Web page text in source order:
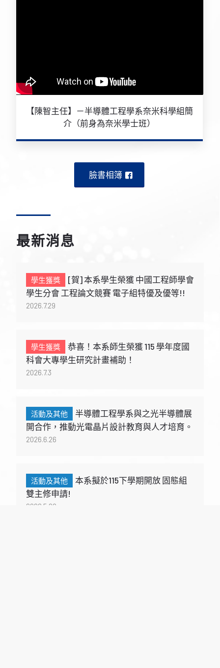
【陳智主任】－半導體工程學系奈米科學組簡
介（前身為奈米學士班）
臉書相簿
最新消息
[賀] 本系學生榮獲 中國工程師學會
學生分會 工程論文競賽 電子組特優及優等!!
2026.7.29
恭喜！本系師生榮獲 115 學年度國
科會大專學生研究計畫補助！
2026.7.3
半導體工程學系與之光半導體展
開合作，推動光電晶片設計教育與人才培育。
2026.6.26
本系擬於115下學期開放 固態組
雙主修申請!
2026.5.28